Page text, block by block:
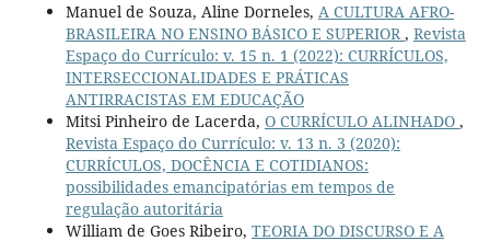
Manuel de Souza, Aline Dorneles, A CULTURA AFRO-
BRASILEIRA NO ENSINO BÁSICO E SUPERIOR, Revista
Espaço do Currículo: v. 15 n. 1 (2022): CURRÍCULOS,
INTERSECCIONALIDADES E PRÁTICAS
ANTIRRACISTAS EM EDUCAÇÃO
Mitsi Pinheiro de Lacerda, O CURRÍCULO ALINHADO ,
Revista Espaço do Currículo: v. 13 n. 3 (2020):
CURRÍCULOS, DOCÊNCIA E COTIDIANOS:
possibilidades emancipatórias em tempos de
regulação autoritária
William de Goes Ribeiro, TEORIA DO DISCURSO E A